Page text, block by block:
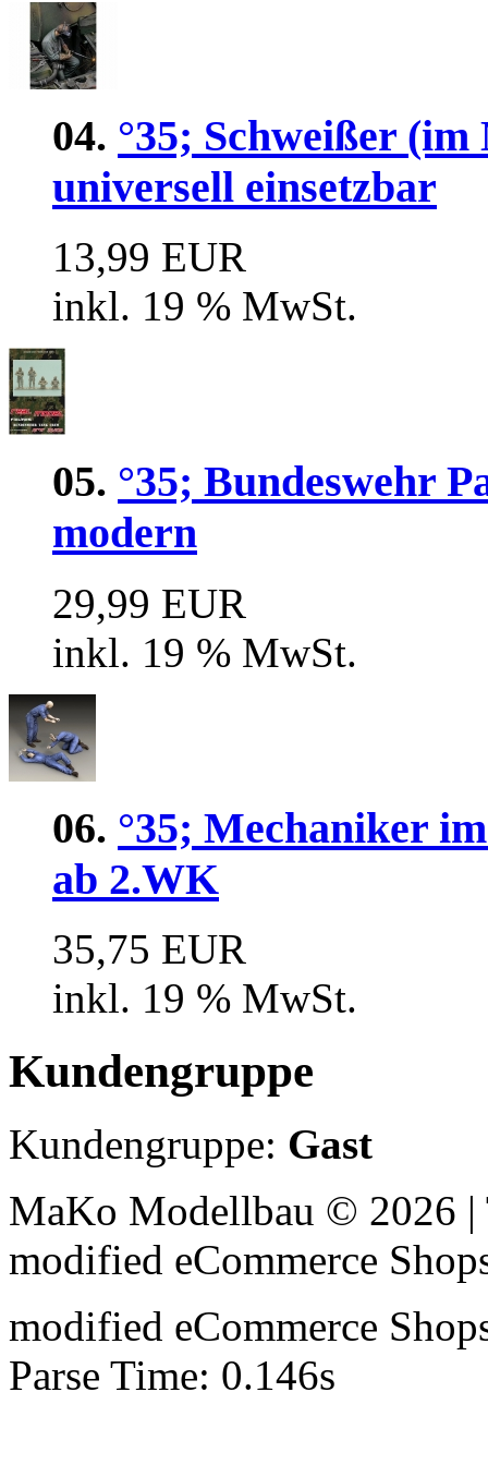
04. °35; Schweißer
universell einsetzbar
13,99 EUR
inkl. 19 % MwSt.
05. °35; Bundeswehr
modern
29,99 EUR
inkl. 19 % MwSt.
06. °35; Mechaniker
ab 2.WK
35,75 EUR
inkl. 19 % MwSt.
Kundengruppe
Kundengruppe: Gast
MaKo Modellbau © 2026
modified eCommerce
modified eCommerce
Parse Time: 0.146s